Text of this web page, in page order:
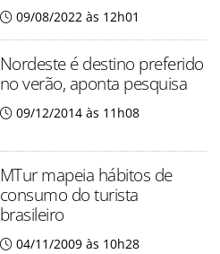
09/08/2022 às 12h01
Nordeste é destino preferido
no verão, aponta pesquisa
09/12/2014 às 11h08
MTur mapeia hábitos de
consumo do turista
brasileiro
04/11/2009 às 10h28